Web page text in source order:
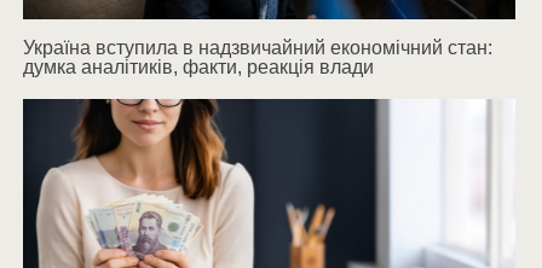
Україна вступила в надзвичайний економічний стан:
думка аналітиків, факти, реакція влади